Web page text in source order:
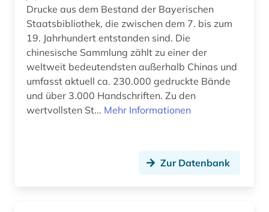
Drucke aus dem Bestand der Bayerischen
Staatsbibliothek, die zwischen dem 7. bis zum
19. Jahrhundert entstanden sind. Die
chinesische Sammlung zählt zu einer der
weltweit bedeutendsten außerhalb Chinas und
umfasst aktuell ca. 230.000 gedruckte Bände
und über 3.000 Handschriften. Zu den
wertvollsten St... Mehr Informationen
Zur Datenbank